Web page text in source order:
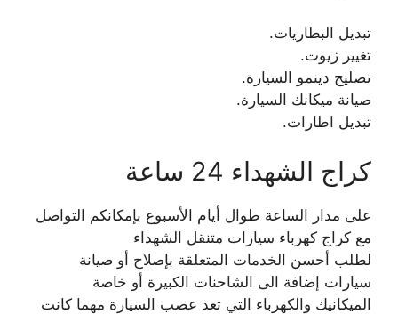
تبديل البطاريات.
تغيير زيوت.
تصليح دينمو السيارة.
صيانة ميكانك السيارة.
تبديل اطارات.
كراج الشهداء 24 ساعة
على مدار الساعة طوال أيام الأسبوع بإمكانكم التواصل
مع كراج كهرباء سيارات متنقل الشهداء
لطلب أحسن الخدمات المتعلقة بإصلاح أو صيانة
سيارات إضافة الى الشاحنات الكبيرة أو خاصة
الميكانيك والكهرباء التي تعد عصب السيارة مهما كانت